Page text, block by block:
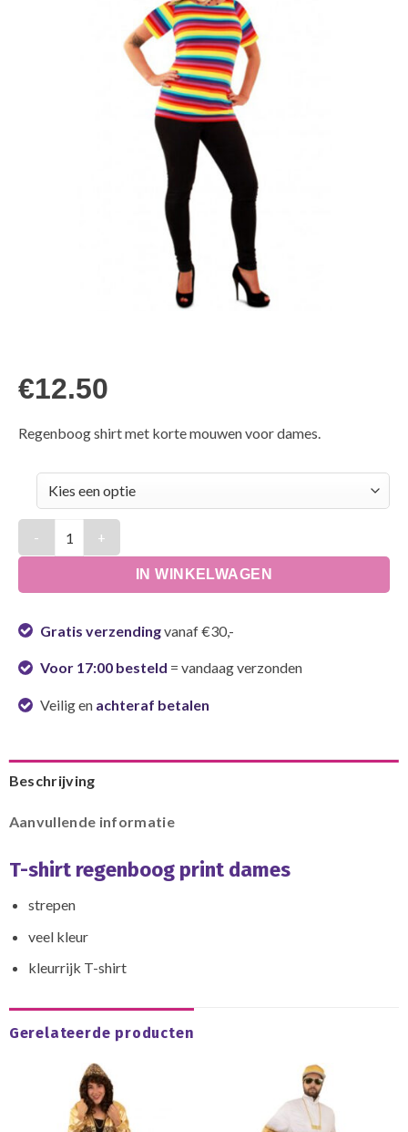
€12.50
Regenboog shirt met korte mouwen voor dames.
IN WINKELWAGEN
Gratis verzendingvanaf €30,-
Voor 17:00 besteld = vandaag verzonden
Veilig en achteraf betalen
Beschrijving
Aanvullende informatie
T-shirt regenboog print dames
strepen
veel kleur
kleurrijk T-shirt
Gerelateerde producten